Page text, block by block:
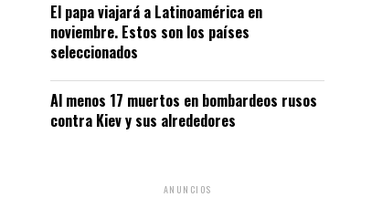
El papa viajará a Latinoamérica en
noviembre. Estos son los países
seleccionados
Al menos 17 muertos en bombardeos rusos
contra Kiev y sus alrededores
ANUNCIOS